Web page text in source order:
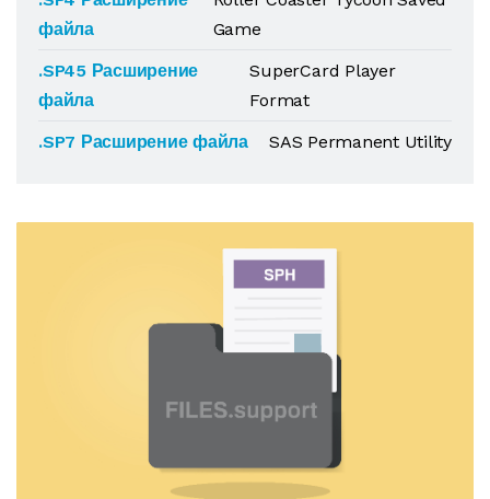
файла
Game
.SP45 Расширение
файла
SuperCard Player
Format
.SP7 Расширение файла
SAS Permanent Utility